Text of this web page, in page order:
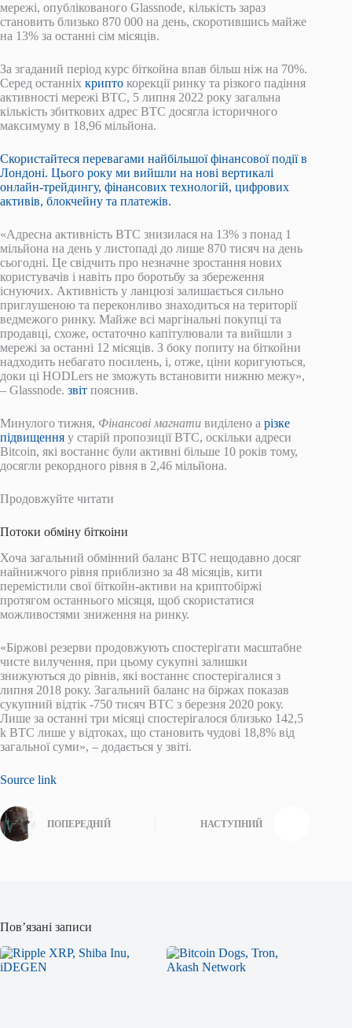
мережі, опублікованого Glassnode, кількість зараз
становить близько 870 000 на день, скоротившись майже
на 13% за останні сім місяців.
За згаданий період курс біткойна впав більш ніж на 70%.
Серед останніх крипто корекції ринку та різкого падіння
активності мережі BTC, 5 липня 2022 року загальна
кількість збиткових адрес BTC досягла історичного
максимуму в 18,96 мільйона.
Скористайтеся перевагами найбільшої фінансової події в
Лондоні. Цього року ми вийшли на нові вертикалі
онлайн-трейдингу, фінансових технологій, цифрових
активів, блокчейну та платежів.
«Адресна активність BTC знизилася на 13% з понад 1
мільйона на день у листопаді до лише 870 тисяч на день
сьогодні. Це свідчить про незначне зростання нових
користувачів і навіть про боротьбу за збереження
існуючих. Активність у ланцюзі залишається сильно
приглушеною та переконливо знаходиться на території
ведмежого ринку. Майже всі маргінальні покупці та
продавці, схоже, остаточно капітулювали та вийшли з
мережі за останні 12 місяців. З боку попиту на біткойни
надходить небагато посилень, і, отже, ціни коригуються,
доки ці HODLers не зможуть встановити нижню межу»,
– Glassnode. звіт пояснив.
Минулого тижня, Фінансові магнати виділено а різке
підвищення у старій пропозиції BTC, оскільки адреси
Bitcoin, які востаннє були активні більше 10 років тому,
досягли рекордного рівня в 2,46 мільйона.
Продовжуйте читати
Потоки обміну біткоіни
Хоча загальний обмінний баланс BTC нещодавно досяг
найнижчого рівня приблизно за 48 місяців, кити
перемістили свої біткойн-активи на криптобіржі
протягом останнього місяця, щоб скористатися
можливостями зниження на ринку.
«Біржові резерви продовжують спостерігати масштабне
чисте вилучення, при цьому сукупні залишки
знижуються до рівнів, які востаннє спостерігалися з
липня 2018 року. Загальний баланс на біржах показав
сукупний відтік -750 тисяч BTC з березня 2020 року.
Лише за останні три місяці спостерігалося близько 142,5
k BTC лише у відтоках, що становить чудові 18,8% від
загальної суми», – додається у звіті.
Source link
ПОПЕРЕДНІЙ НАСТУПНИЙ
Пов’язані записи